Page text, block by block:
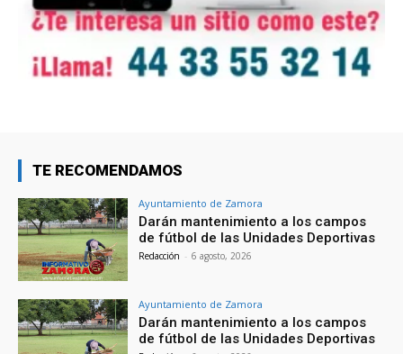
TE RECOMENDAMOS
Ayuntamiento de Zamora
Darán mantenimiento a los campos
de fútbol de las Unidades Deportivas
Redacción - 6 agosto, 2026
Ayuntamiento de Zamora
Darán mantenimiento a los campos
de fútbol de las Unidades Deportivas